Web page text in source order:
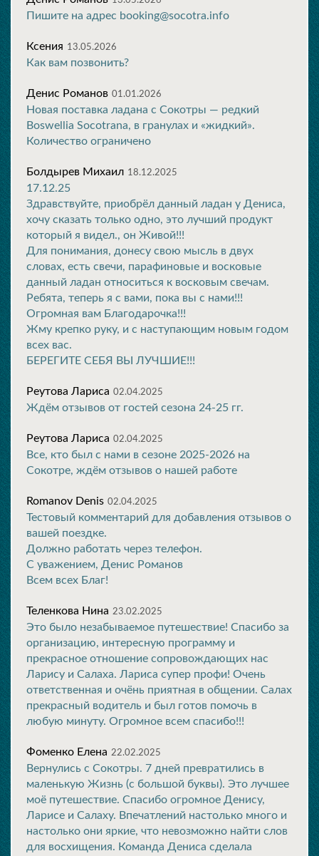
Пишите на адрес booking@socotra.info
Ксения 13.05.2026
Как вам позвонить?
Денис Романов 01.01.2026
Новая поставка ладана с Сокотры — редкий
Boswellia Socotrana, в гранулах и «жидкий».
Количество ограничено
Болдырев Михаил 18.12.2025
17.12.25
Здравствуйте, приобрёл данный ладан у Дениса,
хочу сказать только одно, это лучший продукт
который я видел., он Живой!!!
Для понимания, донесу свою мысль в двух
словах, есть свечи, парафиновые и восковые
данный ладан относиться к восковым свечам.
Ребята, теперь я с вами, пока вы с нами!!!
Огромная вам Благодарочка!!!
Жму крепко руку, и с наступающим новым годом
всех вас.
БЕРЕГИТЕ СЕБЯ ВЫ ЛУЧШИЕ!!!
Реутова Лариса 02.04.2025
Ждём отзывов от гостей сезона 24-25 гг.
Реутова Лариса 02.04.2025
Все, кто был с нами в сезоне 2025-2026 на
Сокотре, ждём отзывов о нашей работе
Romanov Denis 02.04.2025
Тестовый комментарий для добавления отзывов о
вашей поездке.
Должно работать через телефон.
С уважением, Денис Романов
Всем всех Благ!
Теленкова Нина 23.02.2025
Это было незабываемое путешествие! Спасибо за
организацию, интересную программу и
прекрасное отношение сопровождающих нас
Ларису и Салаха. Лариса супер профи! Очень
ответственная и очёнь приятная в общении. Салах
прекрасный водитель и был готов помочь в
любую минуту. Огромное всем спасибо!!!
Фоменко Елена 22.02.2025
Вернулись с Сокотры. 7 дней превратились в
маленькую Жизнь (с большой буквы). Это лучшее
моё путешествие. Спасибо огромное Денису,
Ларисе и Салаху. Впечатлений настолько много и
настолько они яркие, что невозможно найти слов
для восхищения. Команда Дениса сделала